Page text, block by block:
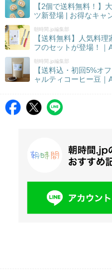
【2個で送料無料！】
ツ新登場 | お得なキャ
朝時間.jp編集部
【送料無料】人気料
フのセットが登場！｜
朝時間.jp編集部
【送料込・初回5%オ
ャルティコーヒー豆｜